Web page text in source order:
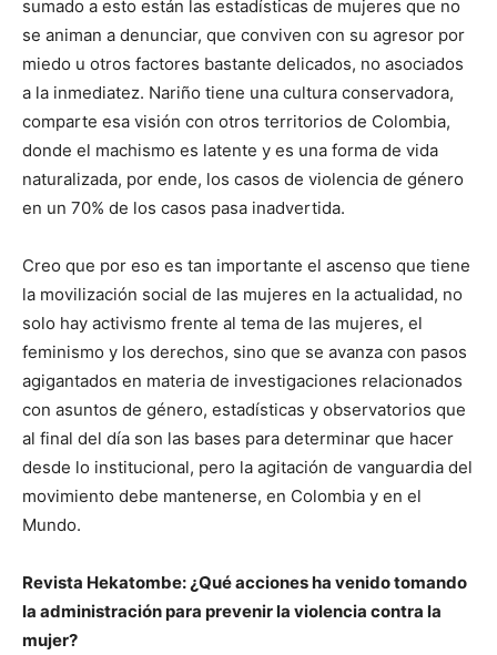
sumado a esto están las estadísticas de mujeres que no
se animan a denunciar, que conviven con su agresor por
miedo u otros factores bastante delicados, no asociados
a la inmediatez. Nariño tiene una cultura conservadora,
comparte esa visión con otros territorios de Colombia,
donde el machismo es latente y es una forma de vida
naturalizada, por ende, los casos de violencia de género
en un 70% de los casos pasa inadvertida.
Creo que por eso es tan importante el ascenso que tiene
la movilización social de las mujeres en la actualidad, no
solo hay activismo frente al tema de las mujeres, el
feminismo y los derechos, sino que se avanza con pasos
agigantados en materia de investigaciones relacionados
con asuntos de género, estadísticas y observatorios que
al final del día son las bases para determinar que hacer
desde lo institucional, pero la agitación de vanguardia del
movimiento debe mantenerse, en Colombia y en el
Mundo.
Revista Hekatombe: ¿Qué acciones ha venido tomando
la administración para prevenir la violencia contra la
mujer?